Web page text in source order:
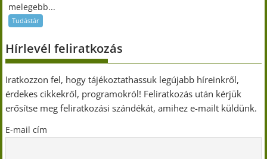
melegebb...
Tudástár
Hírlevél feliratkozás
Iratkozzon fel, hogy tájékoztathassuk legújabb híreinkről,
érdekes cikkekről, programokról! Feliratkozás után kérjük
erősítse meg feliratkozási szándékát, amihez e-mailt küldünk.
E-mail cím